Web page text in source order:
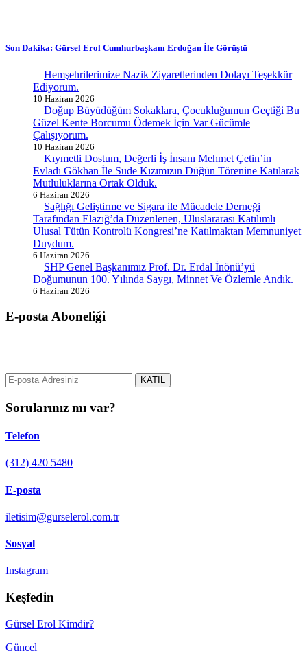
Son Dakika: Gürsel Erol Cumhurbaşkanı Erdoğan İle Görüştü
Hemşehrilerimize Nazik Ziyaretlerinden Dolayı Teşekkür
Ediyorum.
10 Haziran 2026
Doğup Büyüdüğüm Sokaklara, Çocukluğumun Geçtiği Bu
Güzel Kente Borcumu Ödemek İçin Var Gücümle
Çalışıyorum.
10 Haziran 2026
Kıymetli Dostum, Değerli İş İnsanı Mehmet Çetin’in
Evladı Gökhan İle Sude Kızımızın Düğün Törenine Katılarak
Mutluluklarına Ortak Olduk.
6 Haziran 2026
Sağlığı Geliştirme ve Sigara ile Mücadele Derneği
Tarafından Elazığ’da Düzenlenen, Uluslararası Katılımlı
Ulusal Tütün Kontrolü Kongresi’ne Katılmaktan Memnuniyet
Duydum.
6 Haziran 2026
SHP Genel Başkanımız Prof. Dr. Erdal İnönü’yü
Doğumunun 100. Yılında Saygı, Minnet Ve Özlemle Andık.
6 Haziran 2026
E-posta Aboneliği
KATIL
Sorularınız mı var?
Telefon
(312) 420 5480
E-posta
iletisim@gurselerol.com.tr
Sosyal
Instagram
Keşfedin
Gürsel Erol Kimdir?
Güncel